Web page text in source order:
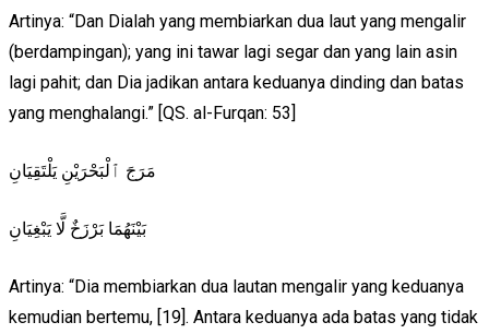
Artinya: “Dan Dialah yang membiarkan dua laut yang mengalir
(berdampingan); yang ini tawar lagi segar dan yang lain asin
lagi pahit; dan Dia jadikan antara keduanya dinding dan batas
yang menghalangi.” [QS. al-Furqan: 53]
مَرَجَ ٱلْبَحْرَيْنِ يَلْتَقِيَانِ
بَيْنَهُمَا بَرْزَخٌ لَّا يَبْغِيَانِ
Artinya: “Dia membiarkan dua lautan mengalir yang keduanya
kemudian bertemu, [19]. Antara keduanya ada batas yang tidak